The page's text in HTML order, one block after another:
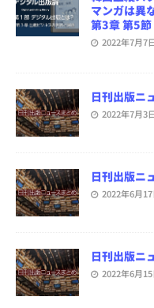
マンガは異
第3章 第5節
2022年7月7
日刊出版ニ
2022年7月3
日刊出版ニ
2022年6月17
日刊出版ニ
2022年6月15